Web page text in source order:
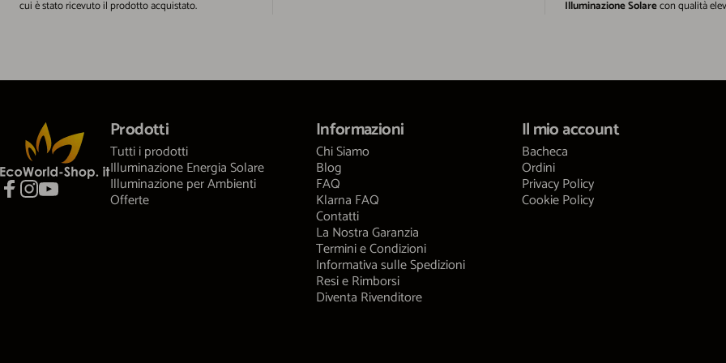
cui è stato ricevuto il prodotto acquistato.
Illuminazione Solarecon qualità
EcoWorld-Shop Prodotti
Tutti i prodotti
Illuminazione Energia Solare
Illuminazione per Ambienti
Offerte
Informazioni
Chi Siamo
Blog
FAQ
Klarna FAQ
Contatti
La Nostra Garanzia
Termini e Condizioni
Informativa sulle Spedizioni
Resi e Rimborsi
Diventa Rivenditore
Il mio account
Bacheca
Ordini
Privacy Policy
Cookie Policy